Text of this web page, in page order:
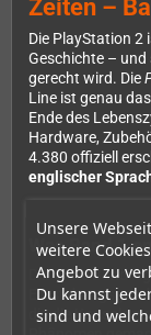
Unsere
weitere
Angebot zu
Du kannst
sind und
Zeiten –
Die PlayStation 2
Geschichte – und
gerecht wird. Die
Line ist genau
Ende des
Hardware,
4.380 offiziell
englischer
Was Band 1
Der erste Band
die die Konsole